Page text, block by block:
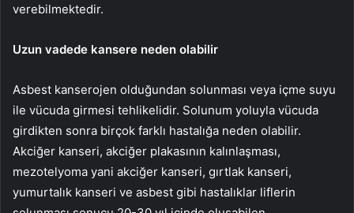
verebilmektedir.
Uzun vadede kansere neden olabilir
Asbest kanserojen olduğundan solunması veya içme suyu
ile vücuda girmesi tehlikelidir. Solunum yoluyla vücuda
girdikten sonra birçok farklı hastalığa neden olabilir.
Akciğer kanseri, akciğer plakasının kalınlaşması,
mezotelyoma yani akciğer kanseri, gırtlak kanseri,
yumurtalık kanseri ve asbest gibi hastalıklar liflerin